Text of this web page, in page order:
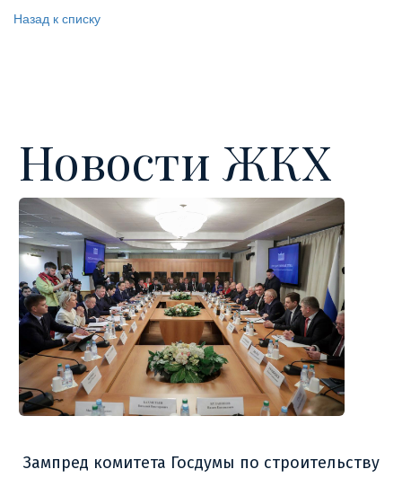
Назад к списку
Новости ЖКХ
Зампред комитета Госдумы по строительству